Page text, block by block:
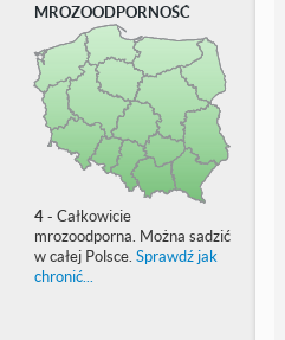
MROZOODPORNOŚĆ
4- Całkowicie
mrozoodporna. Można sadzić
w całej Polsce. Sprawdź jak
chronić...